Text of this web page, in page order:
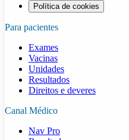
Política de cookies
Para pacientes
Exames
Vacinas
Unidades
Resultados
Direitos e deveres
Canal Médico
Nav Pro